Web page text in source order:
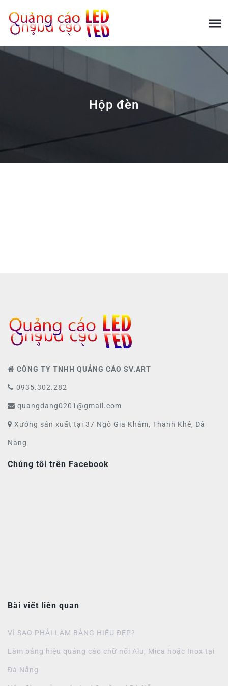
Hộp đèn
CÔNG TY TNHH QUẢNG CÁO SV.ART
0935.302.282
quangdang0201@gmail.com
Xưởng sản xuất tại 37 Ngô Gia Khảm, Thanh Khê, Đà
Nẵng
Chúng tôi trên Facebook
Bài viết liên quan
VÌ SAO PHẢI LÀM BẢNG HIỆU ĐẸP?
Làm bảng hiệu quảng cáo chữ nổi Alu, Mica hoặc Inox tại
Đà Nẵng